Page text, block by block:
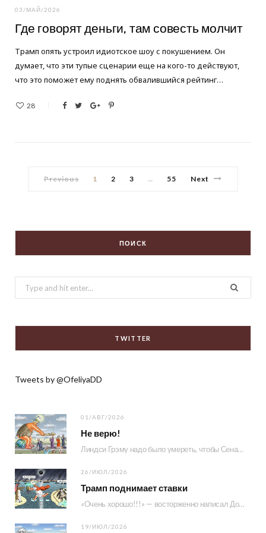
03/МАЙ/2026
Где говорят деньги, там совесть молчит
Трамп опять устроил идиотское шоу с покушением. Он
думает, что эти тупые сценарии еще на кого-то действуют,
что это поможет ему поднять обвалившийся рейтинг…
28
Previous 1 2 3 … 55 Next
ПОИСК
Search
for:
TWITTER
Tweets by @OfeliyaDD
01/АВГ/2026
Не верю!
Линдси Грэму надо было умереть, чтобы Сенат принял его законопроект. А Зеленскому пришлось принять участие…
26/ИЮЛ/2026
Трамп поднимает ставки
«Очень хорошо!!!» — восторженно написал Донни у себя в Truth Social, поделившись фрагментом предстоящего интервью Лоры Лумер…
19/ИЮЛ/2026